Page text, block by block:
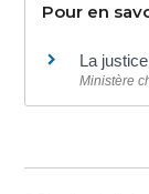
Pour en
La
Ministère